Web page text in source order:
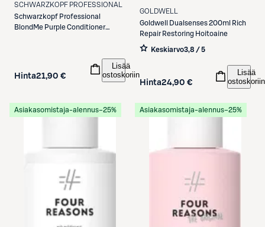
SCHWARZKOPF PROFESSIONAL
Schwarzkopf Professional
BlondMe Purple Conditioner
Hinta21,90 €
Lisää
ostoskoriin
GOLDWELL
Goldwell
Dualsenses 200ml Rich
Repair Restoring Hoitoaine
Keskiarvo3,8 / 5
Hinta24,90 €
Lisää
ostoskoriin
Asiakasomistaja-alennus−25% Asiakasomistaja-alennus−25%